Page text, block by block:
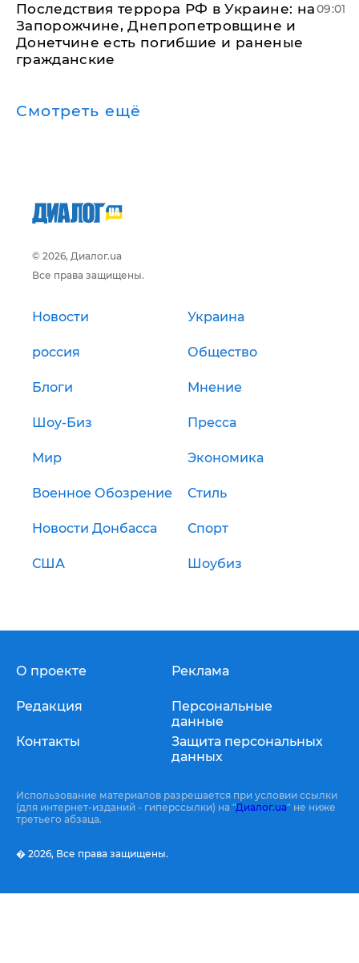
Последствия террора РФ в Украине: на
Запорожчине, Днепропетровщине и
Донетчине есть погибшие и раненые
гражданские
09:01
Смотреть ещё
© 2026, Диалог.ua
Все права защищены.
Новости Украина
россия Общество
Блоги Мнение
Шоу-Биз Пресса
Мир Экономика
Военное Обозрение Стиль
Новости Донбасса Спорт
США Шоубиз
О проекте
Редакция
Контакты
Реклама
Персональные
данные
Защита персональных
данных
Использование материалов разрешается при условии ссылки
(для интернет-изданий - гиперссылки) на "Диалог.ua" не ниже
третьего абзаца.
� 2026, Все права защищены.